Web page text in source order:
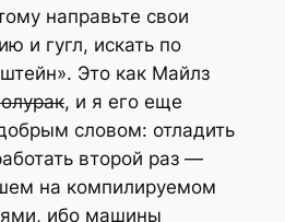
направьте свои
и гугл, искать по
Это как Майлз
, и я его еще
словом: отладить
второй раз —
на компилируемом
ибо машины